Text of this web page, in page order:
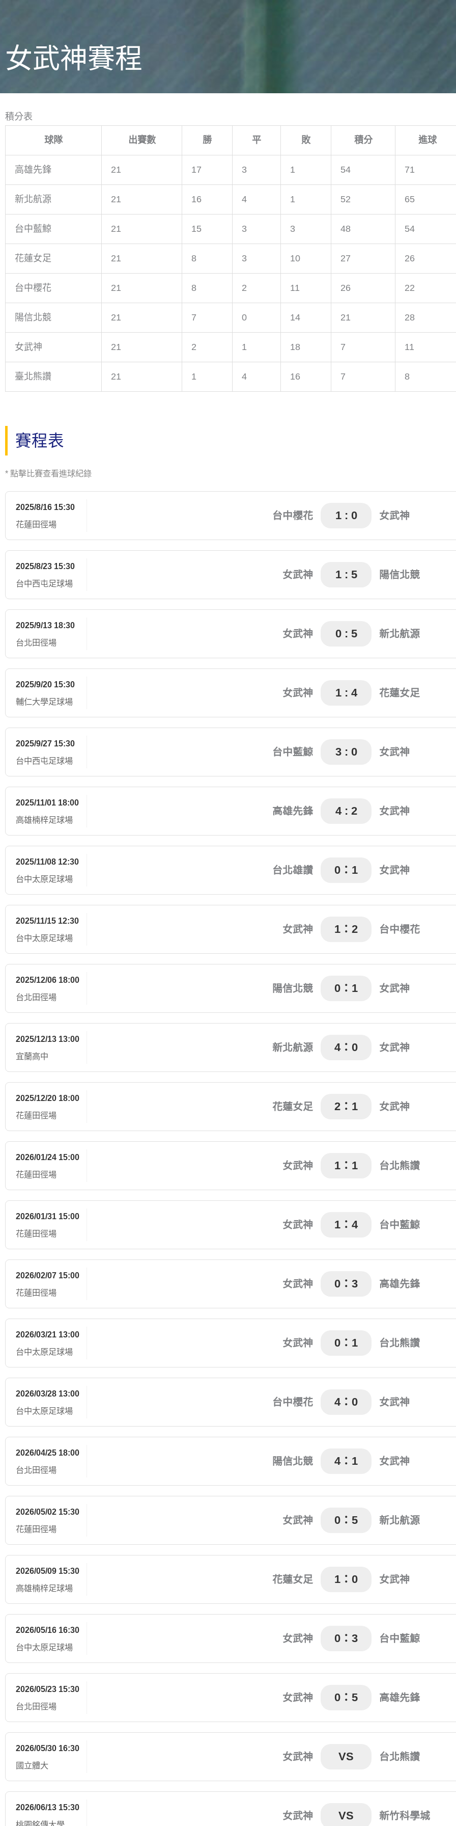
女武神賽程
積分表
球隊 出賽數 勝 平 敗 積分 進球
高雄先鋒 21 17 3 1 54 71
新北航源 21 16 4 1 52 65
台中藍鯨 21 15 3 3 48 54
花蓮女足 21 8 3 10 27 26
台中櫻花 21 8 2 11 26 22
陽信北競 21 7 0 14 21 28
女武神 21 2 1 18 7 11
臺北熊讚 21 1 4 16 7 8
賽程表
* 點擊比賽查看進球紀錄
2025/8/16 15:30
花蓮田徑場
台中櫻花 1 : 0 女武神
宋瑞瑄(53’)
2025/8/23 15:30
台中西屯足球場
女武神 1 : 5 陽信北競
蔣羽瑄(40’) 李翊汶(28’) 松山沙來
2025/9/13 18:30
台北田徑場
女武神 0 : 5 新北航源
何家瑄(7’) 普馨慧
2025/9/20 15:30
輔仁大學足球場
女武神 1 : 4 花蓮女足
劉芷綾(58’) 陳燕萍(46’) 林凱玲
2025/9/27 15:30
台中西屯足球場
台中藍鯨 3 : 0 女武神
皮薩(27’) 林妤璇(39’) 李佩容(85’)
2025/11/01 18:00
高雄楠梓足球場
高雄先鋒 4 : 2 女武神
若林美里(12’) 若林美里(37’) 黃可欣(66’) Chiru(69’) 高馨(3’) 高馨(61’)
2025/11/08 12:30
台中太原足球場
台北雄讚 0：1 女武神
高馨(70’)
2025/11/15 12:30
台中太原足球場
女武神 1：2 台中櫻花
符芷菱(42’) 李綉琴(15’) 何宣宜(62’)
2025/12/06 18:00
台北田徑場
陽信北競 0：1 女武神
高馨(78')
2025/12/13 13:00
宜蘭高中
新北航源 4：0 女武神
普馨慧(5') 田中美和(22') 陳昱嫀(51') 吳欣霓(OG 68') 尚無比賽紀錄
2025/12/20 18:00
花蓮田徑場
花蓮女足 2：1 女武神
陳燕萍(81') 林凱玲(90+5) 烏龍球(57')
2026/01/24 15:00
花蓮田徑場
女武神 1：1 台北熊讚
宋芯寧(39') 王馨筠(18')
2026/01/31 15:00
花蓮田徑場
女武神 1：4 台中藍鯨
鄭芸琪(89') 田中麻帆(6'、68') 薩
2026/02/07 15:00
花蓮田徑場
女武神 0：3 高雄先鋒
Kirara(22') Marin(35')
2026/03/21 13:00
台中太原足球場
女武神 0：1 台北熊讚
宋韻軒(41')
2026/03/28 13:00
台中太原足球場
台中櫻花 4：0 女武神
林日絃(28') 賴麗琴(38')日高偉織(48')賴麗琴(52')
2026/04/25 18:00
台北田徑場
陽信北競 4：1 女武神
李翊汶(2') 許翊筠(34') 李翊汶(48') 李柔萱(88') 高馨(72')
2026/05/02 15:30
花蓮田徑場
女武神 0：5 新北航源
烏龍球(41') 劉于喬
2026/05/09 15:30
高雄楠梓足球場
花蓮女足 1：0 女武神
楊小娟(21')
2026/05/16 16:30
台中太原足球場
女武神 0：3 台中藍鯨
Tatiana(24') 薩瓦拉克
2026/05/23 15:30
台北田徑場
女武神 0：5 高雄先鋒
尚無比賽紀錄 Marin(10') 若林美里
2026/05/30 16:30
國立體大
女武神 VS 台北熊讚
尚無比賽紀錄 尚無比賽紀錄
2026/06/13 15:30
女武神 VS 新竹科學城